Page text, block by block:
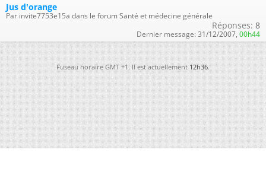
Jus d'orange
Par invite7753e15a dans le forum Santé et médecine générale
Réponses: 8
Dernier message: 31/12/2007, 00h44
Fuseau horaire GMT +1. Il est actuellement12h36.